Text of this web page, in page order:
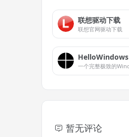
联想驱动下载
联想官网驱动下载
HelloWindows
暂无评论